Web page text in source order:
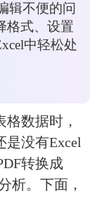
辑不便的问
格式、设置
中轻松处
数据时，
是没有Excel
转换成
析。下面，